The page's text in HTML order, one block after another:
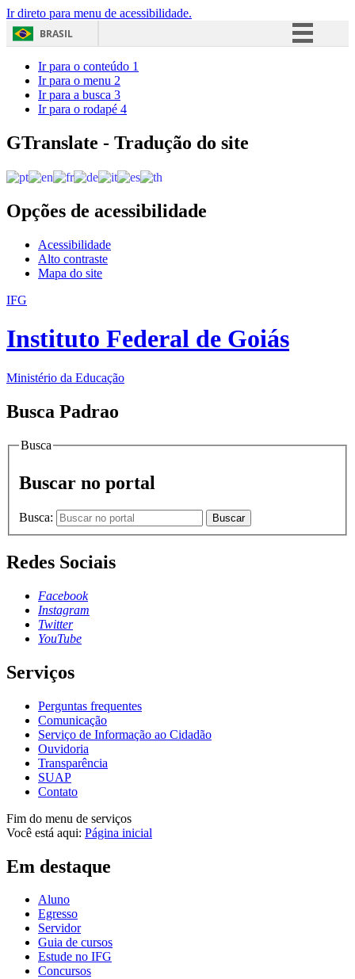
Ir direto para menu de acessibilidade.
BRASIL
Acesso à informação
Ir para o conteúdo 1
Ir para o menu 2
Ir para a busca 3
Ir para o rodapé 4
GTranslate - Tradução do site
Opções de acessibilidade
Acessibilidade
Alto contraste
Mapa do site
IFG
Instituto Federal de Goiás
Ministério da Educação
Busca Padrao
Busca
Buscar no portal
Busca: Buscar
Redes Sociais
Facebook
Instagram
Twitter
YouTube
Serviços
Perguntas frequentes
Comunicação
Serviço de Informação ao Cidadão
Ouvidoria
Transparência
SUAP
Contato
Fim do menu de serviços
Você está aqui: Página inicial
Em destaque
Aluno
Egresso
Servidor
Guia de cursos
Estude no IFG
Concursos